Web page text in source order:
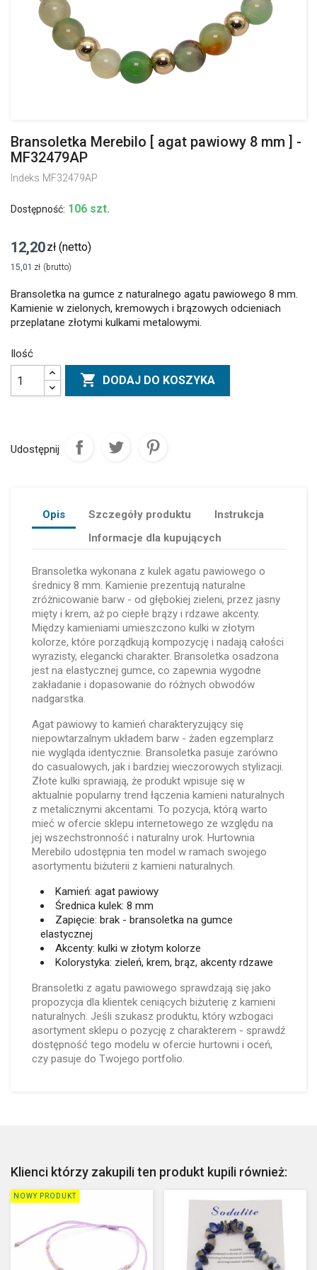
Bransoletka Merebilo [ agat pawiowy 8 mm ] -
MF32479AP
Indeks MF32479AP
Dostępność: 106 szt.
12,20zł (netto)
15,01 zł (brutto)
Bransoletka na gumce z naturalnego agatu pawiowego 8 mm.
Kamienie w zielonych, kremowych i brązowych odcieniach
przeplatane złotymi kulkami metalowymi.
Ilość
 DODAJ DO KOSZYKA
Udostępnij
Opis Szczegóły produktu
Instrukcja
Informacje dla kupujących
Bransoletka wykonana z kulek agatu pawiowego o
średnicy 8 mm. Kamienie prezentują naturalne
zróżnicowanie barw - od głębokiej zieleni, przez jasny
mięty i krem, aż po ciepłe brązy i rdzawe akcenty.
Między kamieniami umieszczono kulki w złotym
kolorze, które porządkują kompozycję i nadają całości
wyrazisty, elegancki charakter. Bransoletka osadzona
jest na elastycznej gumce, co zapewnia wygodne
zakładanie i dopasowanie do różnych obwodów
nadgarstka.
Agat pawiowy to kamień charakteryzujący się
niepowtarzalnym układem barw - żaden egzemplarz
nie wygląda identycznie. Bransoletka pasuje zarówno
do casualowych, jak i bardziej wieczorowych stylizacji.
Złote kulki sprawiają, że produkt wpisuje się w
aktualnie popularny trend łączenia kamieni naturalnych
z metalicznymi akcentami. To pozycja, którą warto
mieć w ofercie sklepu internetowego ze względu na
jej wszechstronność i naturalny urok. Hurtownia
Merebilo udostępnia ten model w ramach swojego
asortymentu biżuterii z kamieni naturalnych.
Kamień: agat pawiowy
Średnica kulek: 8 mm
Zapięcie: brak - bransoletka na gumce
elastycznej
Akcenty: kulki w złotym kolorze
Kolorystyka: zieleń, krem, brąz, akcenty rdzawe
Bransoletki z agatu pawiowego sprawdzają się jako
propozycja dla klientek ceniących biżuterię z kamieni
naturalnych. Jeśli szukasz produktu, który wzbogaci
asortyment sklepu o pozycję z charakterem - sprawdź
dostępność tego modelu w ofercie hurtowni i oceń,
czy pasuje do Twojego portfolio.
Klienci którzy zakupili ten produkt kupili również:
NOWY PRODUKT